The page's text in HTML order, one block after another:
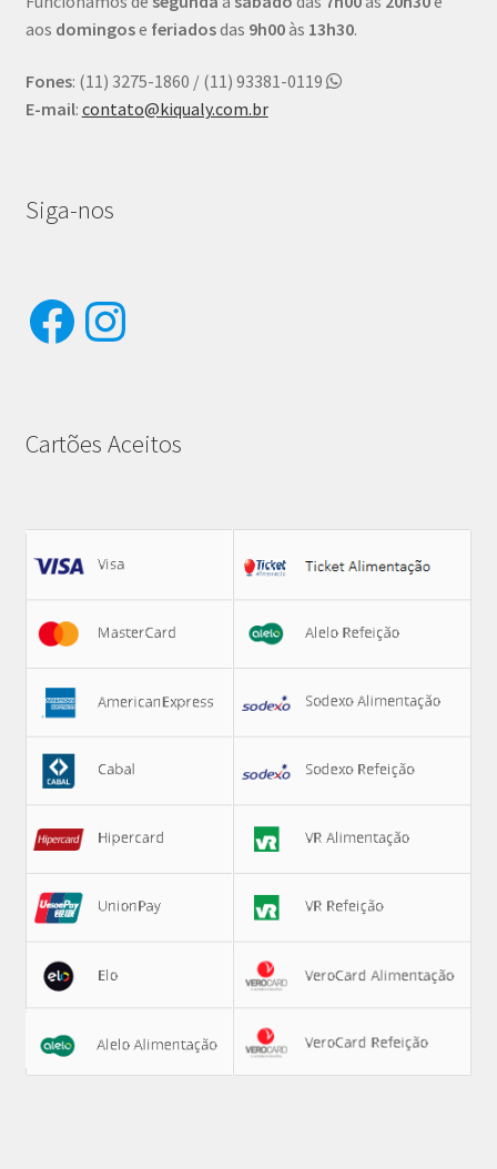
aos domingose feriadosdas 9h00às 13h30.
Fones: (11) 3275-1860 / (11) 93381-0119
E-mail: contato@kiqualy.com.br
Siga-nos
Facebook
Instagram
Cartões Aceitos